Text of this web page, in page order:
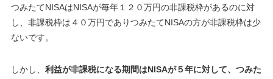
つみたてNISAはNISAが毎年１２０万円の非課税枠があるのに対
し、非課税枠は４０万円でありつみたてNISAの方が非課税枠は少
ないです。
しかし、 利益が非課税になる期間はNISAが５年に対して、つみた